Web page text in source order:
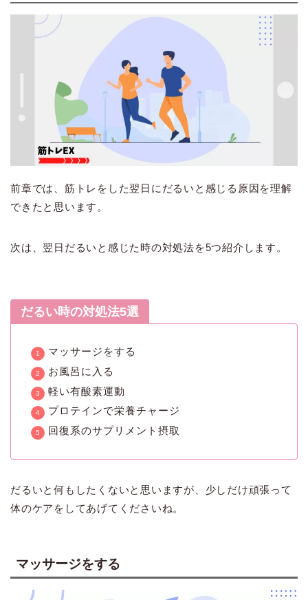
前章では、筋トレをした翌日にだるいと感じる原因を理解
できたと思います。
次は、翌日だるいと感じた時の対処法を5つ紹介します。
だるい時の対処法5選
マッサージをする
お風呂に入る
軽い有酸素運動
プロテインで栄養チャージ
回復系のサプリメント摂取
だるいと何もしたくないと思いますが、少しだけ頑張って
体のケアをしてあげてくださいね。
マッサージをする